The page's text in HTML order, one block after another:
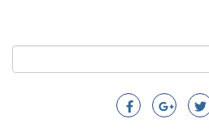
Search
Пребарување